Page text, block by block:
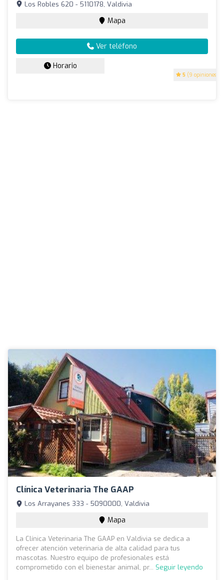
5 (9 opiniones)
Los Robles 620 - 5110178, Valdivia
Mapa
Ver teléfono
Horario
Clínica Veterinaria The GAAP
Los Arrayanes 333 - 5090000, Valdivia
Mapa
La Clínica Veterinaria The GAAP en Valdivia se dedica a
ofrecer atención veterinaria de alta calidad para tus
mascotas. Nuestro equipo de profesionales está
comprometido con el bienestar animal, pr... Seguir leyendo